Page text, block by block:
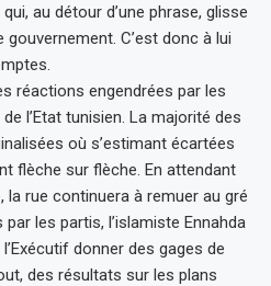
au détour d’une phrase, glisse
C’est donc à lui
réactions engendrées par les
l’Etat tunisien. La majorité des
où s’estimant écartées
flèche sur flèche. En attendant
rue continuera à remuer au gré
les partis, l’islamiste Ennahda
donner des gages de
des résultats sur les plans